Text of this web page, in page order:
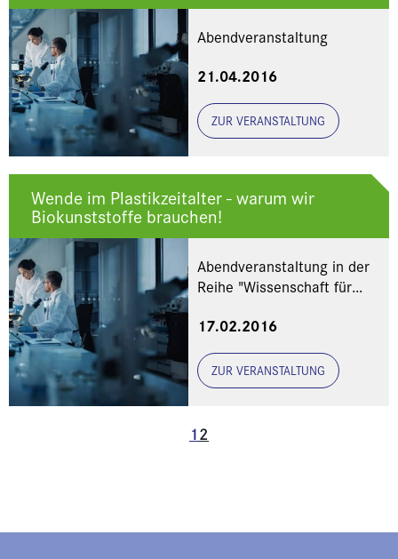
Abendveranstaltung
21.04.2016
ZUR VERANSTALTUNG
Wende im Plastikzeitalter - warum wir
Biokunststoffe brauchen!
Abendveranstaltung in der
Reihe "Wissenschaft für
Museum
17.02.2016
ZUR VERANSTALTUNG
12